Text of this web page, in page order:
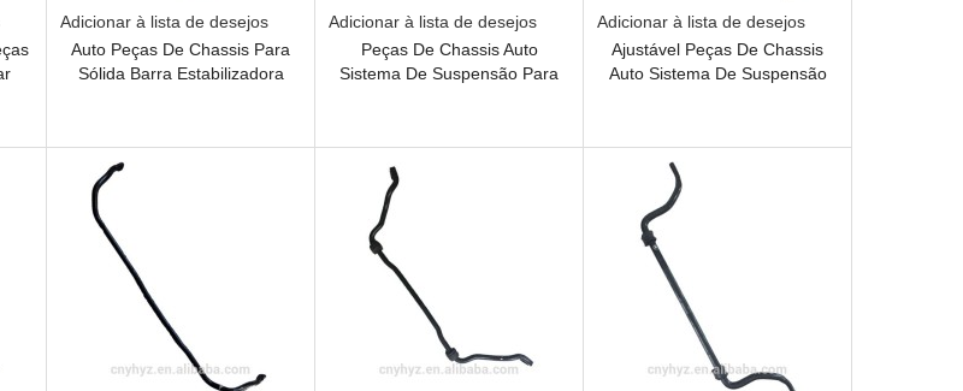
Adicionar à lista de desejos
Auto Peças De Chassis Para
Sólida Barra Estabilizadora
Adicionar à lista de desejos
Peças De Chassis Auto
Sistema De Suspensão Para
Adicionar à lista de desejos
Ajustável Peças De Chassis
Auto Sistema De Suspensão